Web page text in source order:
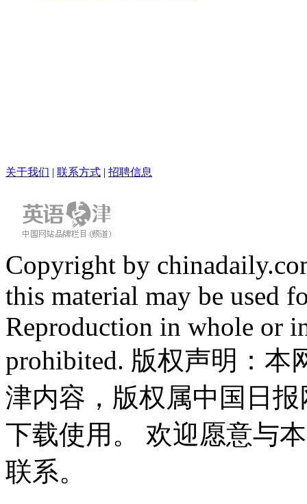
关于我们 | 联系方式 | 招聘信息
Copyright by
this material may be used
Reproduction in whole or
prohibited. 版权声明：
津内容，版权属中国日
下载使用。 欢迎愿意与
联系。